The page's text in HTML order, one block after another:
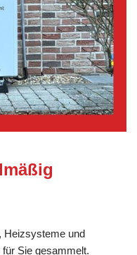
Heizsysteme und
Sie gesammelt.